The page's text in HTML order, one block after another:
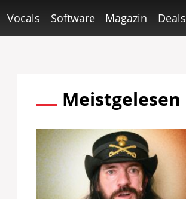
Vocals Software Magazin Deals
Meistgelesen